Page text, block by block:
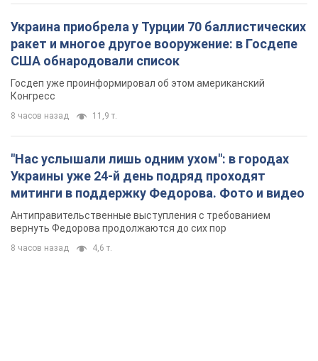
Украина приобрела у Турции 70 баллистических
ракет и многое другое вооружение: в Госдепе
США обнародовали список
Госдеп уже проинформировал об этом американский
Конгресс
8 часов назад 11,9 т.
"Нас услышали лишь одним ухом": в городах
Украины уже 24-й день подряд проходят
митинги в поддержку Федорова. Фото и видео
Антиправительственные выступления с требованием
вернуть Федорова продолжаются до сих пор
8 часов назад 4,6 т.